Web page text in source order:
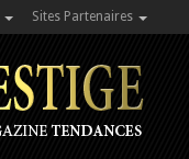
Sites Partenaires